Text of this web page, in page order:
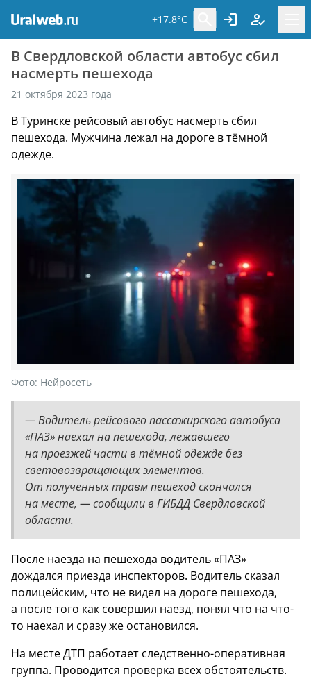
+17.8°C
В Свердловской области автобус сбил
насмерть пешехода
21 октября 2023 года
В Туринске рейсовый автобус насмерть сбил
пешехода. Мужчина лежал на дороге в тёмной
одежде.
Фото: Нейросеть
— Водитель рейсового пассажирского автобуса
«ПАЗ» наехал на пешехода, лежавшего
на проезжей части в тёмной одежде без
световозвращающих элементов.
От полученных травм пешеход скончался
на месте, — сообщили в ГИБДД Свердловской
области.
После наезда на пешехода водитель «ПАЗ»
дождался приезда инспекторов. Водитель сказал
полицейским, что не видел на дороге пешехода,
а после того как совершил наезд, понял что на что-
то наехал и сразу же остановился.
На месте ДТП работает следственно-оперативная
группа. Проводится проверка всех обстоятельств.